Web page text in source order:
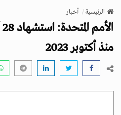
v
g
a
n
الرئيسية أخبار
منذ أكتوبر 2023